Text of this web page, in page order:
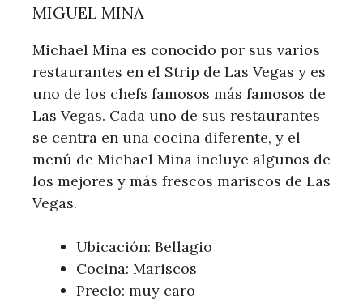
MIGUEL MINA
Michael Mina es conocido por sus varios
restaurantes en el Strip de Las Vegas y es
uno de los chefs famosos más famosos de
Las Vegas. Cada uno de sus restaurantes
se centra en una cocina diferente, y el
menú de Michael Mina incluye algunos de
los mejores y más frescos mariscos de Las
Vegas.
Ubicación: Bellagio
Cocina: Mariscos
Precio: muy caro